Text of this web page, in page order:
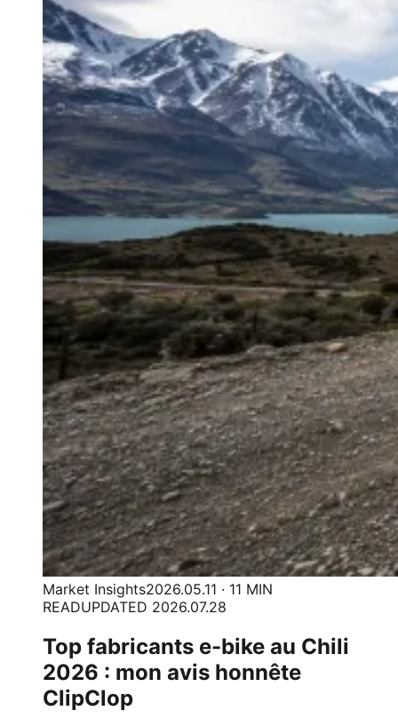
Market Insights2026.05.11 · 11 MIN
READUPDATED 2026.07.28
Top fabricants e-bike au Chili
2026 : mon avis honnête
ClipClop